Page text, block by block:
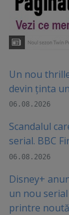
Un nou
devin ținta
06.08.2026
Scandalul
serial. BBC
06.08.2026
Disney+
un nou
printre